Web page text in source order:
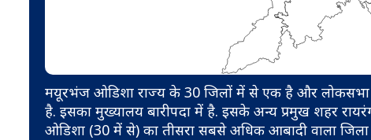
मयूरभंज ओडिशा राज्य के 30 जिलों में से एक है और लोकसभा
है. इसका मुख्यालय बारीपदा में है. इसके अन्य प्रमुख शहर
ओडिशा (30 में से) का तीसरा सबसे अधिक आबादी वाला